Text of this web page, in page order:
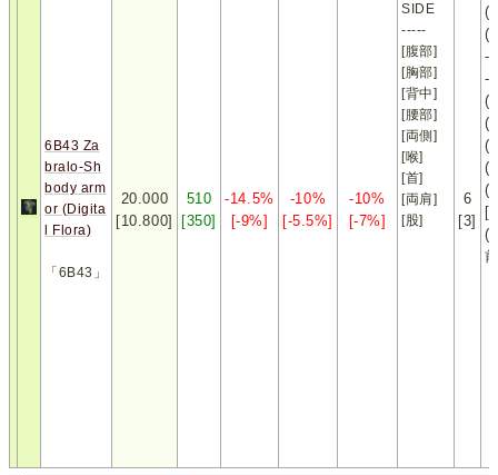
6B43 Za
bralo-Sh
body arm
or (Digita
l Flora)
「6B43」
20.000
[10.800]
510
[350]
-14.5%
[-9%]
-10%
[-5.5%]
-10%
[-7%]
SIDE
-----
[腹部]
[胸部]
[背中]
[腰部]
[両側]
[喉]
[首]
[両肩]
[股]
6
[3]
-[